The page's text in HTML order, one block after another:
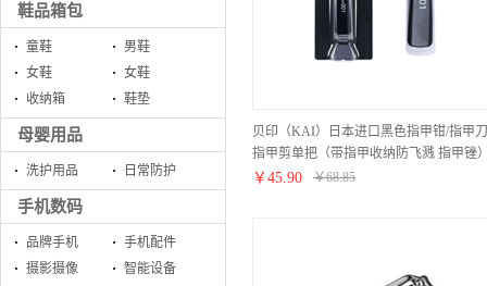
鞋品箱包
童鞋
男鞋
女鞋
女鞋
收纳箱
鞋垫
母婴用品
洗护用品 日常防护
手机数码
品牌手机
手机配件
摄影摄像
智能设备
贝印（KAI）日本进口黑色指甲钳/指甲
指甲剪单把（带指甲收纳防飞溅 指甲锉
TYPE 001（S）
￥ 45.90 ￥68.85